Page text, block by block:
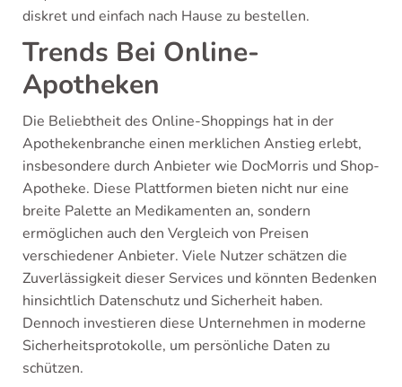
diskret und einfach nach Hause zu bestellen.
Trends Bei Online-
Apotheken
Die Beliebtheit des Online-Shoppings hat in der
Apothekenbranche einen merklichen Anstieg erlebt,
insbesondere durch Anbieter wie DocMorris und Shop-
Apotheke. Diese Plattformen bieten nicht nur eine
breite Palette an Medikamenten an, sondern
ermöglichen auch den Vergleich von Preisen
verschiedener Anbieter. Viele Nutzer schätzen die
Zuverlässigkeit dieser Services und könnten Bedenken
hinsichtlich Datenschutz und Sicherheit haben.
Dennoch investieren diese Unternehmen in moderne
Sicherheitsprotokolle, um persönliche Daten zu
schützen.